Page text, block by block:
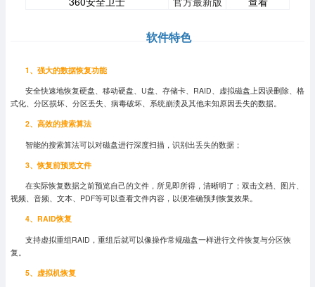
软件特色
1、强大的数据恢复功能
安全快速地恢复硬盘、移动硬盘、U盘、存储卡、RAID、虚拟磁盘上因误删除、格
式化、分区损坏、分区丢失、病毒破坏、系统崩溃及其他未知原因丢失的数据。
2、高效的搜索算法
智能的搜索算法可以对磁盘进行深度扫描，识别出丢失的数据；
3、恢复前预览文件
在实际恢复数据之前预览自己的文件，所见即所得，清晰明了；双击文档、图片、
视频、音频、文本、PDF等可以查看文件内容，以便准确预判恢复效果。
4、RAID恢复
支持虚拟重组RAID，重组后就可以像操作常规磁盘一样进行文件恢复与分区恢
复。
5、虚拟机恢复